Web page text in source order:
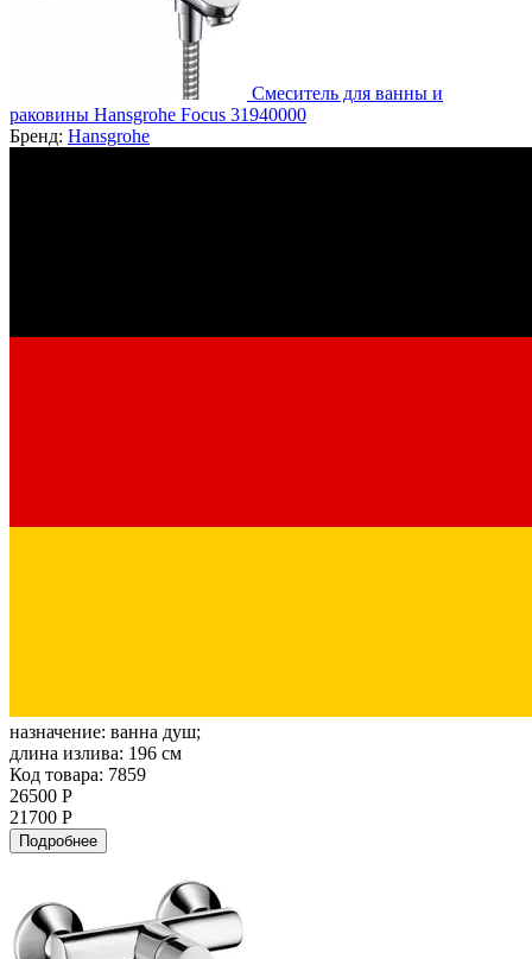
Смеситель для ванны и
раковины Hansgrohe Focus 31940000
Бренд: Hansgrohe
назначение: ванна душ;
длина излива: 196 см
Код товара: 7859
26500 Р
21700 Р
Подробнее